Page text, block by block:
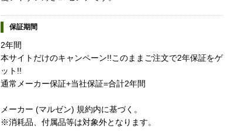
保証期間
2年間
本サイトだけのキャンペーン!!このままご注文で2年保証をゲ
ット!!
通常メーカー保証+当社保証=合計2年間
メーカー (マルゼン) 規約内に基づく。
※消耗品、付属品等は対象外となります。